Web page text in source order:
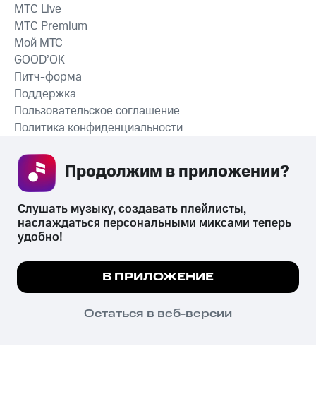
СКАЧАТЬ ПРИЛОЖЕНИЕ
MTС Live
MTС Premium
Мой МТС
GOOD’OK
Питч-форма
Поддержка
Пользовательское соглашение
Политика конфиденциальности
психотропных веществ, их аналогов причиняет вред здоровью,
их незаконный оборот запрещён и влечёт установленную
законодательством ответственность.
© 2026 ООО «КИОН».
Все права защищены
Мы используем куки, чтобы на сайте все
Подробнее
ПОНЯТНО
Слушать музыку, создавать плейлисты,
наслаждаться персональными миксами теперь
удобно!
В ПРИЛОЖЕНИЕ
Остаться в веб-версии